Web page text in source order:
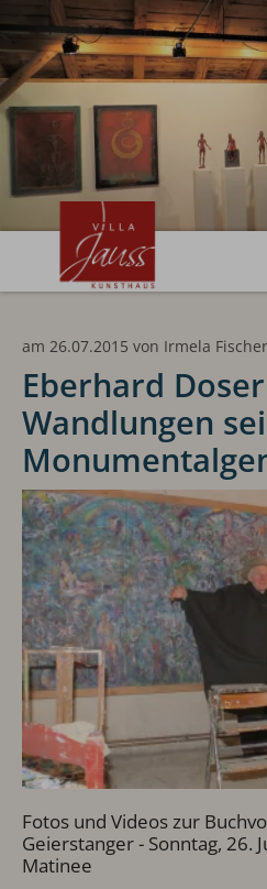
Ausstellungen
Veranstaltungen
Kunsthaus
Haus Bonatz
Archiv
am 26.07.2015 von Irmela Fischer
Eberhard
Wandlungen
Fotos und Videos zur
Geierstanger - Sonntag, 26.
Matinee